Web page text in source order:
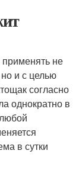
не
и с целью
согласно
однократно в
в сутки